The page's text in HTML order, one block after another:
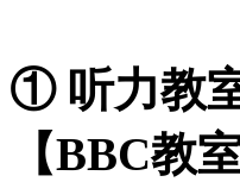
① 听力教
【BBC教